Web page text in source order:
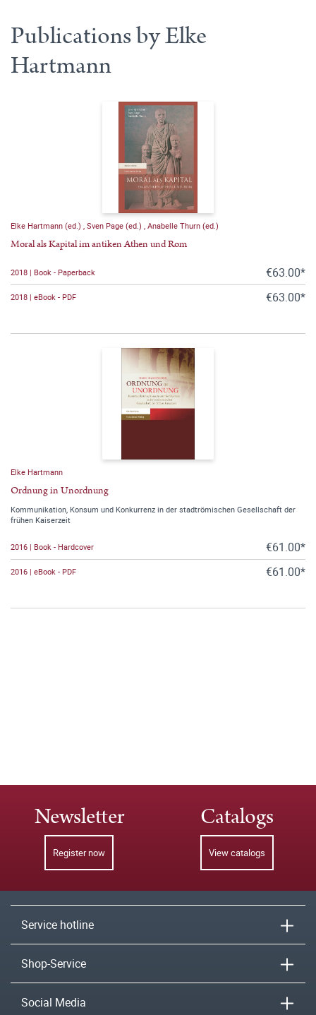
Publications by Elke
Hartmann
Elke Hartmann (ed.) Sven Page (ed.) Anabelle Thurn (ed.)
Moral als Kapital im antiken Athen und Rom
2018 | Book - Paperback €63.00*
2018 | eBook - PDF €63.00*
Elke Hartmann
Ordnung in Unordnung
Kommunikation, Konsum und Konkurrenz in der stadtrömischen Gesellschaft der
frühen Kaiserzeit
2016 | Book - Hardcover €61.00*
2016 | eBook - PDF €61.00*
Newsletter
Register now
Catalogs
View catalogs
Service hotline
Shop-Service
Social Media